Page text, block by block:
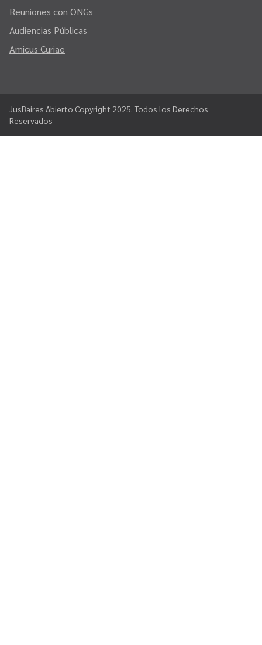
Reuniones con ONGs
Audiencias Públicas
Amicus Curiae
JusBaires Abierto Copyright 2025. Todos los Derechos
Reservados